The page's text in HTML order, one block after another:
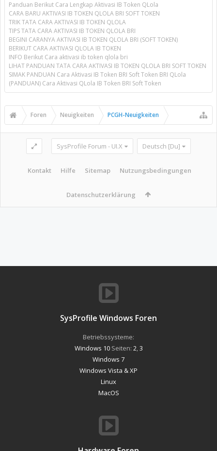
Panduan Berikut Cara Lengkap Aktivasi IB Token QLola
CARA BARU AKTIVASI IB TOKEN QLOLA BRI SOFT TOKEN
TRIK TATA CARA AKTIVASI IB TOKEN QLOLA
TIPS TATA CARA AKTIVASI IB TOKEN QLOLA BRI
BEGINI CARANYA AKTIVASI IB TOKEN QLOLA BRI (SOFT TOKEN)
BERIKUT CARA AKTIVASI QLOLA IB TOKEN
INFO Berikut Cara aktivasi ib token qlola bri
LIHAT PANDUAN TATA CARA AKTIVASI IB TOKEN QLOLA BRI SOFT TOKEN
SIMAK PANDUAN Cara Aktivasi IB Token BRI Soft Token BRI QLola
(PANDUAN) Cara Aktivasi QLola IB Token BRI Soft Token
Foren Neuigkeiten PCGH-Neuigkeiten
SysProfile Forum - UI.X Deutsch [Du]
Kontakt Hilfe Sitemap Nutzungsbedingungen
Datenschutzerklärung
SysProfile Windows Foren
Betriebssysteme:
Windows 10Seiten: 2 3
Windows 7
Windows Vista & XP
Linux
MacOS